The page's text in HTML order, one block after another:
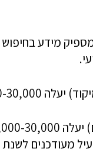
מספיק מידע
30,000 שקל.
לשנת 2018).